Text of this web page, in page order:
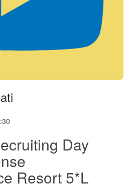
Day
Resort 5*L